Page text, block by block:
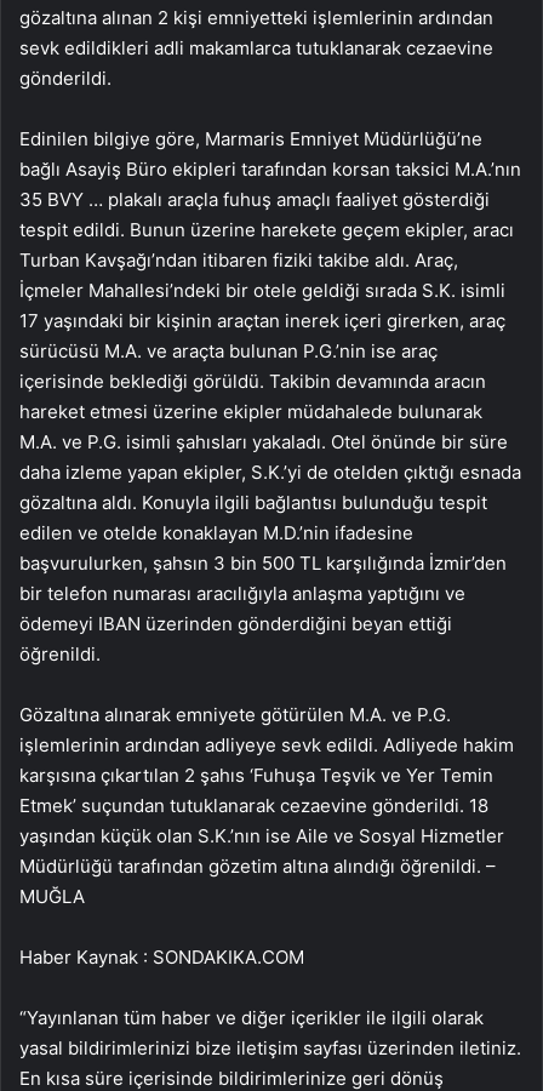
gözaltına alınan 2 kişi emniyetteki işlemlerinin ardından
sevk edildikleri adli makamlarca tutuklanarak cezaevine
gönderildi.
Edinilen bilgiye göre, Marmaris Emniyet Müdürlüğü’ne
bağlı Asayiş Büro ekipleri tarafından korsan taksici M.A.’nın
35 BVY … plakalı araçla fuhuş amaçlı faaliyet gösterdiği
tespit edildi. Bunun üzerine harekete geçem ekipler, aracı
Turban Kavşağı’ndan itibaren fiziki takibe aldı. Araç,
İçmeler Mahallesi’ndeki bir otele geldiği sırada S.K. isimli
17 yaşındaki bir kişinin araçtan inerek içeri girerken, araç
sürücüsü M.A. ve araçta bulunan P.G.’nin ise araç
içerisinde beklediği görüldü. Takibin devamında aracın
hareket etmesi üzerine ekipler müdahalede bulunarak
M.A. ve P.G. isimli şahısları yakaladı. Otel önünde bir süre
daha izleme yapan ekipler, S.K.’yi de otelden çıktığı esnada
gözaltına aldı. Konuyla ilgili bağlantısı bulunduğu tespit
edilen ve otelde konaklayan M.D.’nin ifadesine
başvurulurken, şahsın 3 bin 500 TL karşılığında İzmir’den
bir telefon numarası aracılığıyla anlaşma yaptığını ve
ödemeyi IBAN üzerinden gönderdiğini beyan ettiği
öğrenildi.
Gözaltına alınarak emniyete götürülen M.A. ve P.G.
işlemlerinin ardından adliyeye sevk edildi. Adliyede hakim
karşısına çıkartılan 2 şahıs ‘Fuhuşa Teşvik ve Yer Temin
Etmek’ suçundan tutuklanarak cezaevine gönderildi. 18
yaşından küçük olan S.K.’nın ise Aile ve Sosyal Hizmetler
Müdürlüğü tarafından gözetim altına alındığı öğrenildi. –
MUĞLA
Haber Kaynak : SONDAKIKA.COM
“Yayınlanan tüm haber ve diğer içerikler ile ilgili olarak
yasal bildirimlerinizi bize iletişim sayfası üzerinden iletiniz.
En kısa süre içerisinde bildirimlerinize geri dönüş